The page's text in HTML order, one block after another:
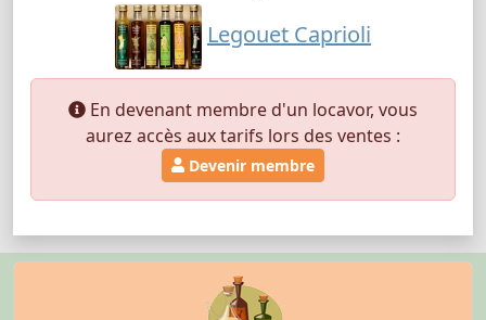
Legouet Caprioli
En devenant membre d'un locavor, vous
aurez accès aux tarifs lors des ventes :
Devenir membre